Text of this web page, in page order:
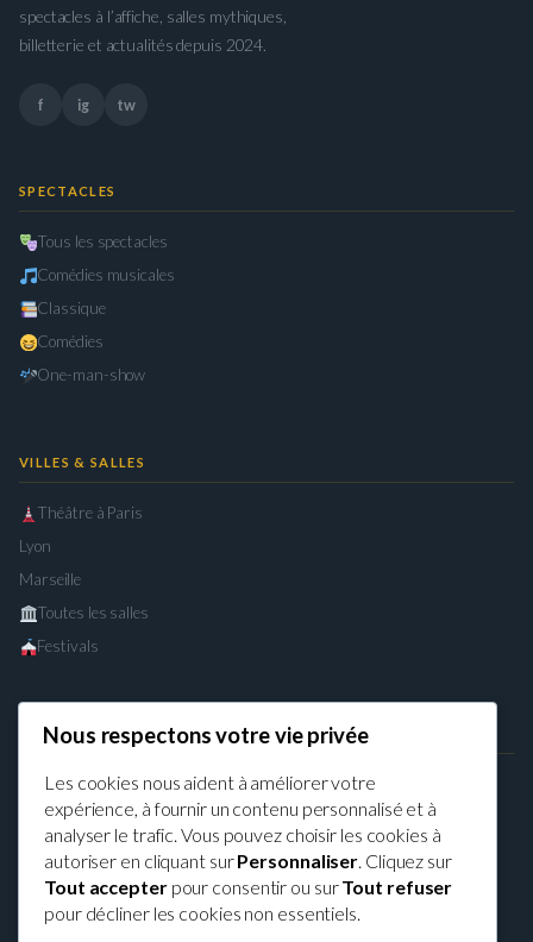
spectacles à l’affiche, salles mythiques,
billetterie et actualités depuis 2024.
f ig tw
SPECTACLES
Tous les spectacles
Comédies musicales
Classique
Comédies
One-man-show
VILLES & SALLES
Théâtre à Paris
Lyon
Marseille
Toutes les salles
Festivals
LÉGAL
Mentions légales
Confidentialité
Cookies
Contact
Nous respectons votre vie privée
Les cookies nous aident à améliorer votre
expérience, à fournir un contenu personnalisé et à
analyser le trafic. Vous pouvez choisir les cookies à
autoriser en cliquant surPersonnaliser . Cliquez sur
Tout accepterpour consentir ou surTout refuser
pour décliner les cookies non essentiels.